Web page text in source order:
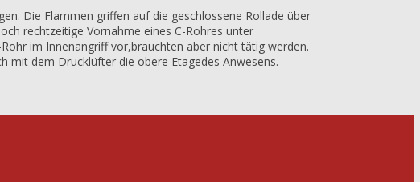
Die Flammen griffen auf die geschlossene Rollade über
rechtzeitige Vornahme eines C-Rohres unter
im Innenangriff vor,brauchten aber nicht tätig werden.
mit dem Drucklüfter die obere Etagedes Anwesens.